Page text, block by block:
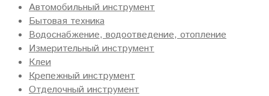
Автомобильный инструмент
Бытовая техника
Водоснабжение, водоотведение, отопление
Измерительный инструмент
Клеи
Крепежный инструмент
Отделочный инструмент